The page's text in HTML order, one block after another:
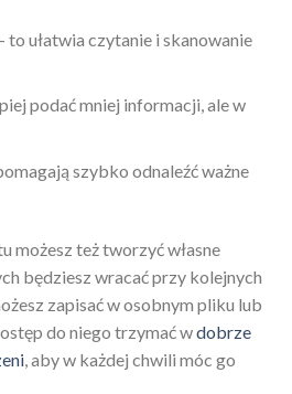
to ułatwia czytanie i skanowanie
podać mniej informacji, ale w
szybko odnaleźć ważne
możesz też tworzyć własne
będziesz wracać przy kolejnych
zapisać w osobnym pliku lub
do niego trzymać wdobrze
, aby w każdej chwili móc go